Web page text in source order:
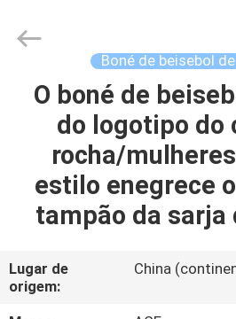
CASA
PRODUTOS
SOBRE
EXCURSÃO
Manufacturing
Reserved.
Boné de beisebol
O boné de
do logotipo do
rocha/
estilo enegrece
tampão da sarja
Lugar de
origem:
China